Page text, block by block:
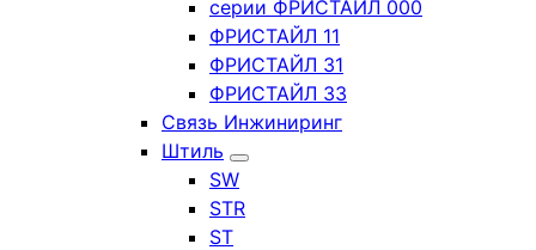
серии ФРИСТАЙЛ 000
ФРИСТАЙЛ 11
ФРИСТАЙЛ 31
ФРИСТАЙЛ 33
Связь Инжиниринг
Штиль
SW
STR
ST